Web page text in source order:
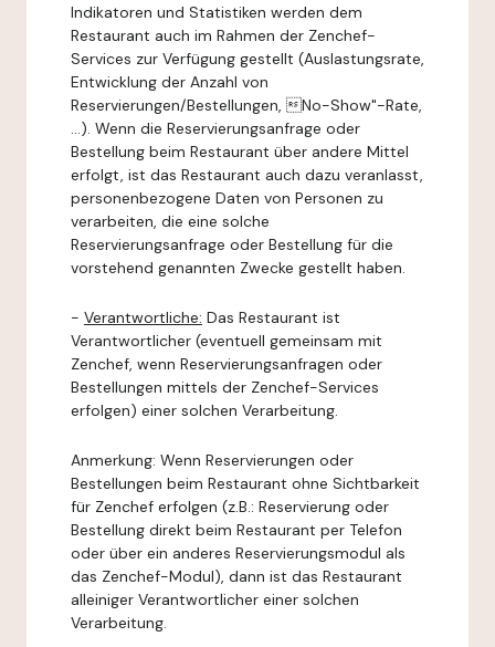
Indikatoren und Statistiken werden dem
Restaurant auch im Rahmen der Zenchef-
Services zur Verfügung gestellt (Auslastungsrate,
Entwicklung der Anzahl von
Reservierungen/Bestellungen, No-Show"-Rate,
...). Wenn die Reservierungsanfrage oder
Bestellung beim Restaurant über andere Mittel
erfolgt, ist das Restaurant auch dazu veranlasst,
personenbezogene Daten von Personen zu
verarbeiten, die eine solche
Reservierungsanfrage oder Bestellung für die
vorstehend genannten Zwecke gestellt haben.
- Verantwortliche: Das Restaurant ist
Verantwortlicher (eventuell gemeinsam mit
Zenchef, wenn Reservierungsanfragen oder
Bestellungen mittels der Zenchef-Services
erfolgen) einer solchen Verarbeitung.
Anmerkung: Wenn Reservierungen oder
Bestellungen beim Restaurant ohne Sichtbarkeit
für Zenchef erfolgen (z.B.: Reservierung oder
Bestellung direkt beim Restaurant per Telefon
oder über ein anderes Reservierungsmodul als
das Zenchef-Modul), dann ist das Restaurant
alleiniger Verantwortlicher einer solchen
Verarbeitung.